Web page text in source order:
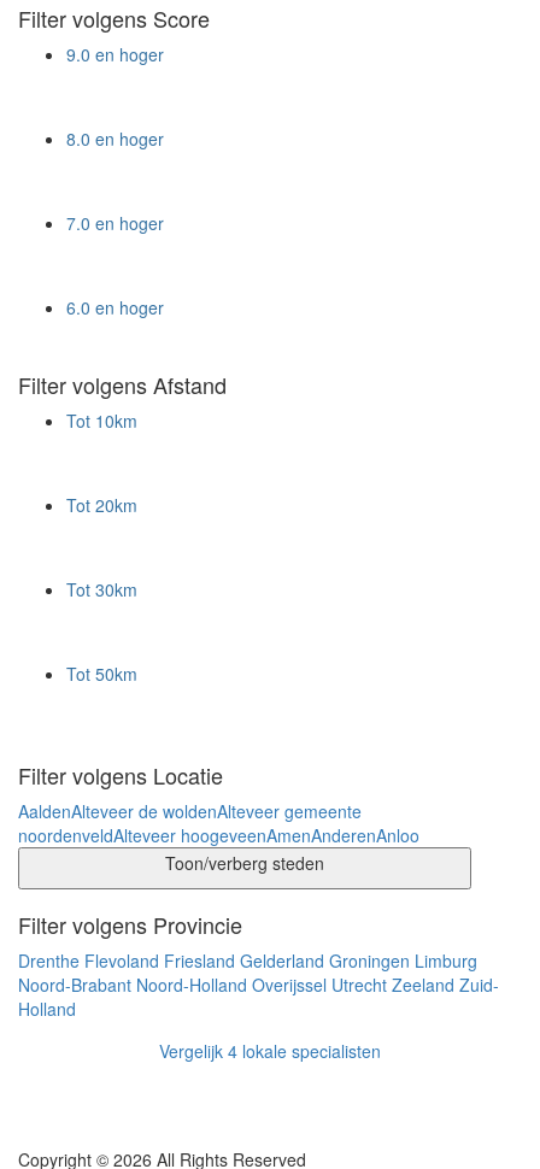
Filter volgens Score
9.0 en hoger
8.0 en hoger
7.0 en hoger
6.0 en hoger
Filter volgens Afstand
Tot 10km
Tot 20km
Tot 30km
Tot 50km
Filter volgens Locatie
AaldenAlteveer de woldenAlteveer gemeente
noordenveldAlteveer hoogeveenAmenAnderenAnloo
Toon/verberg steden
Filter volgens Provincie
Drenthe Flevoland Friesland Gelderland Groningen Limburg
Noord-Brabant Noord-Holland Overijssel Utrecht Zeeland Zuid-
Holland
Vergelijk 4 lokale specialisten
Copyright © 2026 All Rights Reserved